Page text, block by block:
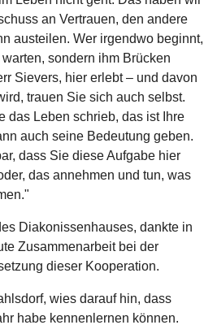
an Vertrauen, den andere
austeilen. Wer irgendwo beginnt,
sondern ihm Brücken
Sievers, hier erlebt – und davon
trauen Sie sich auch selbst.
das Leben schrieb, das ist Ihre
auch seine Bedeutung geben.
dass Sie diese Aufgabe hier
das annehmen und tun, was
Diakonissenhauses, dankte in
Zusammenarbeit bei der
dieser Kooperation.
wies darauf hin, dass
habe kennenlernen können.